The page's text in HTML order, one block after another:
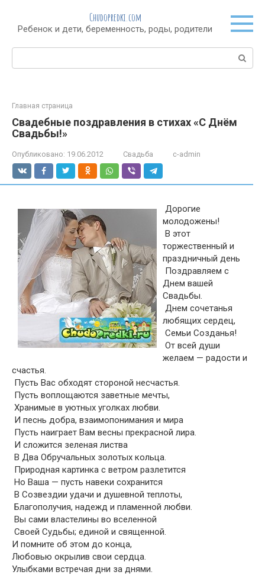
контенту
Chudopredki.com
Ребенок и дети, беременность, роды, родители
Поиск:
Главная страница
Свадебные поздравления в стихах «С Днём
Свадьбы!»
Опубликовано: 19.06.2012 Свадьба c-admin
Дорогие
молодожены!
В этот
торжественный и
праздничный день
Поздравляем с
Днем вашей
Свадьбы.
Днем сочетанья
любящих сердец,
Семьи Созданья!
От всей души
желаем — радости и
счастья.
Пусть Вас обходят стороной несчастья.
Пусть воплощаются заветные мечты,
Хранимые в уютных уголках любви.
И песнь добра, взаимопонимания и мира
Пусть наиграет Вам весны прекрасной лира.
И сложится зеленая листва
В Два Обручальных золотых кольца.
Природная картинка с ветром разлетится
Но Ваша — пусть навеки сохранится
В Созвездии удачи и душевной теплоты,
Благополучия, надежд и пламенной любви.
Вы сами властелины во вселенной
Своей Судьбы; единой и священной.
И помните об этом до конца,
Любовью окрылив свои сердца.
Улыбками встречая дни за днями.